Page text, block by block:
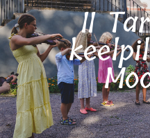
II Tartumaa